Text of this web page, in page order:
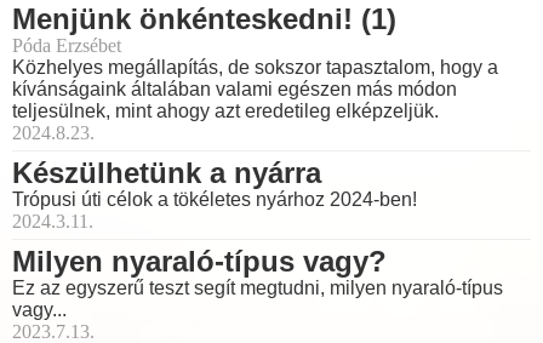
Menjünk önkénteskedni! (1)
Póda Erzsébet
Közhelyes megállapítás, de sokszor tapasztalom, hogy a
kívánságaink általában valami egészen más módon
teljesülnek, mint ahogy azt eredetileg elképzeljük.
2024.8.23.
Készülhetünk a nyárra
Trópusi úti célok a tökéletes nyárhoz 2024-ben!
2024.3.11.
Milyen nyaraló-típus vagy?
Ez az egyszerű teszt segít megtudni, milyen nyaraló-típus
vagy...
2023.7.13.